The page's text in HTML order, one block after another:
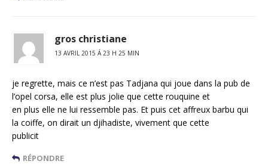
gros christiane
13 AVRIL 2015 Á 23 H 25 MIN
je regrette, mais ce n’est pas Tadjana qui joue dans la pub de
l’opel corsa, elle est plus jolie que cette rouquine et
en plus elle ne lui ressemble pas. Et puis cet affreux barbu qui
la coiffe, on dirait un djihadiste, vivement que cette
publicit
RÉPONDRE